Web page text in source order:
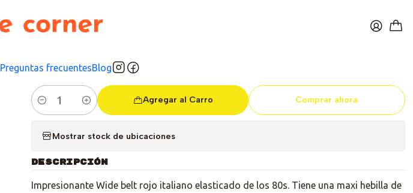
Preguntas frecuentesBlog
Cinturón Wide Pasión
Cantidad
Agregar al Carro Comprar ahora
Mostrar stock de ubicaciones
DESCRIPCIÓN
Impresionante Wide belt rojo italiano elasticado de los 80s. Tiene una maxi hebilla de